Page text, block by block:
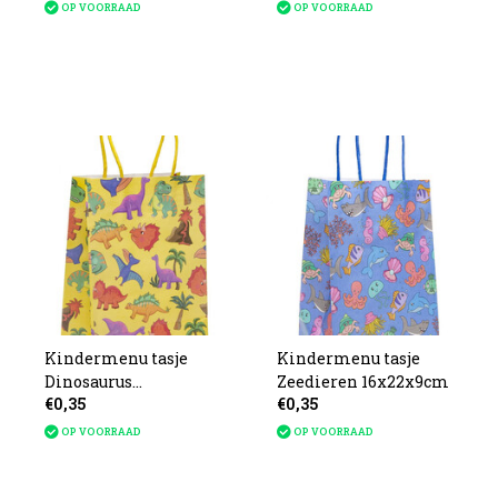
OP VOORRAAD OP VOORRAAD
Kindermenu tasje
Dinosaurus
16x22x9cm
€0,35
OP VOORRAAD
Kindermenu tasje
Zeedieren 16x22x9cm
€0,35
OP VOORRAAD